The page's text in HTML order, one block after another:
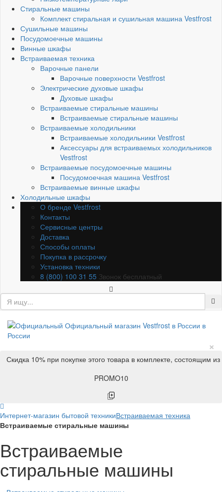
Стиральные машины
Комплект стиральная и сушильная машина Vestfrost
Сушильные машины
Посудомоечные машины
Винные шкафы
Встраиваемая техника
Варочные панели
Варочные поверхности Vestfrost
Электрические духовые шкафы
Духовые шкафы
Встраиваемые стиральные машины
Встраиваемые стиральные машины
Встраиваемые холодильники
Встраиваемые холодильники Vestfrost
Аксессуары для встраиваемых холодильников
Vestfrost
Встраиваемые посудомоечные машины
Посудомоечная машина Vestfrost
Встраиваемые винные шкафы
Холодильные шкафы
О бренде Vestfrost
Контакты
Сервисные центры
Доставка
Способы оплаты
Покупка в рассрочку
Установка техники
8 (800) 100 31 55 Звонок бесплатный
×
Скидка 10% при покупке этого товара в комплекте, состоящим
PROMO10
Интернет-магазин бытовой техникиВстраиваемая техника
Встраиваемые стиральные машины
Встраиваемые
стиральные машины